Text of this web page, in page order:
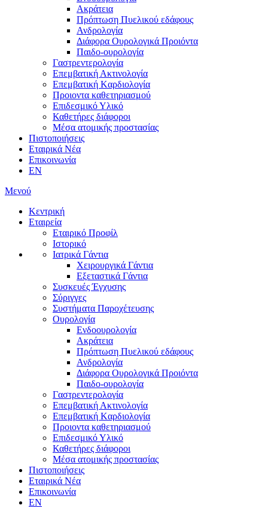
Ακράτεια
Πρόπτωση Πυελικού εδάφους
Ανδρολογία
Διάφορα Ουρολογικά Προιόντα
Παιδο-ουρολογία
Γαστρεντερολογία
Επεμβατική Ακτινολογία
Επεμβατική Kαρδιολογία
Προιοντα καθετηριασμού
Επιδεσμικό Υλικό
Καθετήρες διάφοροι
Μέσα ατομικής προστασίας
Πιστοποιήσεις
Εταιρικά Νέα
Επικοινωνία
EN
Μενού
Κεντρική
Εταιρεία
Εταιρικό Προφίλ
Ιστορικό
Ιατρικά Γάντια
Χειρουργικά Γάντια
Εξεταστικά Γάντια
Συσκευές Έγχυσης
Σύριγγες
Συστήματα Παροχέτευσης
Ουρολογία
Ενδοουρολογία
Ακράτεια
Πρόπτωση Πυελικού εδάφους
Ανδρολογία
Διάφορα Ουρολογικά Προιόντα
Παιδο-ουρολογία
Γαστρεντερολογία
Επεμβατική Ακτινολογία
Επεμβατική Kαρδιολογία
Προιοντα καθετηριασμού
Επιδεσμικό Υλικό
Καθετήρες διάφοροι
Μέσα ατομικής προστασίας
Πιστοποιήσεις
Εταιρικά Νέα
Επικοινωνία
EN